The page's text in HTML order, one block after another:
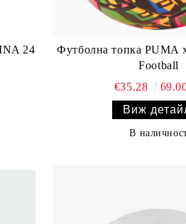
24
Футболна топка PUMA
Football
€35.28
Виж
В